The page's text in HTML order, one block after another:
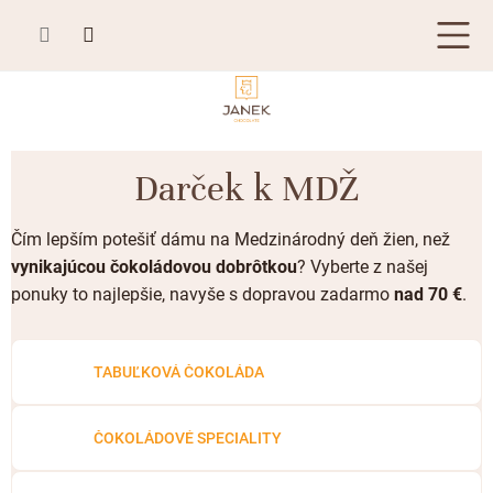
Plnená čokoláda
Mliečna čokoláda
Horká čokoláda
Bean to bar čokoláda
Čokoláda Passion
Lámaná čokoláda
BONBONIÉRY, PRALINKY A HĽUZOVKY
Bonboniéry
Kusové pralinky a hľuzovky
ČOKOLÁDOVÉ ŠPECIALITY
Čokoládové lízanky
Čokoládové srdiečka
Čokoládové figúrky
ZÁKAZKOVÁ VÝROBA
Svadobné čokolády
Narodeniny
KAKAOVÉ VÝROBKY
Kakaové bôby
Prihlásenie
Darček k MDŽ
Čím lepším potešiť dámu na Medzinárodný deň žien, než
vynikajúcou čokoládovou dobrôtkou? Vyberte z našej
ponuky to najlepšie, navyše s dopravou zadarmo nad 70 €.
TABUĽKOVÁ ČOKOLÁDA
ČOKOLÁDOVÉ SPECIALITY